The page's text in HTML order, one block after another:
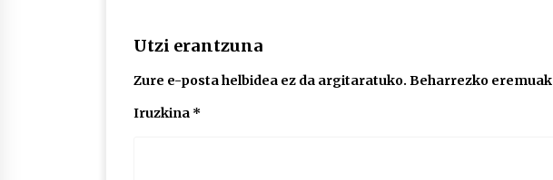
Utzi erantzuna
Zure e-posta helbidea ez da argitaratuko. Beharrezko eremuak
Iruzkina *